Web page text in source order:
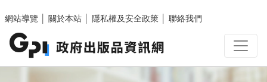
網站導覽
關於本站 隱私權及安全政策 聯絡我們